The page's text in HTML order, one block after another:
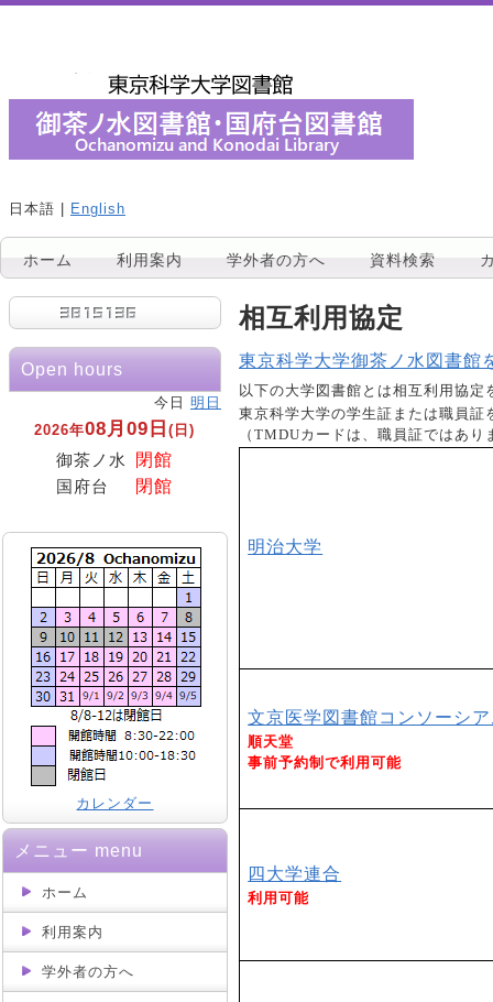
日本語 | English
ホーム 利用案内 学外者の方へ 資料検索
Open hours
今日 明日
2026年08月09日(日)
御茶ノ水 閉館
国府台 閉館
カレンダー
メニュー menu
ホーム
利用案内
学外者の方へ
相互利用協定
東京科学大学御茶ノ水図書館
以下の大学図書館とは相互利用協
東京科学大学の学生証または職員
（TMDUカードは、職員証ではあ
明治大学
文京医学図書館コンソーシ
順天堂
事前予約制で利用可能
四大学連合
利用可能